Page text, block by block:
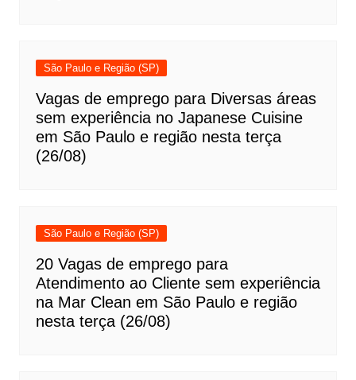
São Paulo e Região (SP)
Vagas de emprego para Diversas áreas
sem experiência no Japanese Cuisine
em São Paulo e região nesta terça
(26/08)
São Paulo e Região (SP)
20 Vagas de emprego para
Atendimento ao Cliente sem experiência
na Mar Clean em São Paulo e região
nesta terça (26/08)